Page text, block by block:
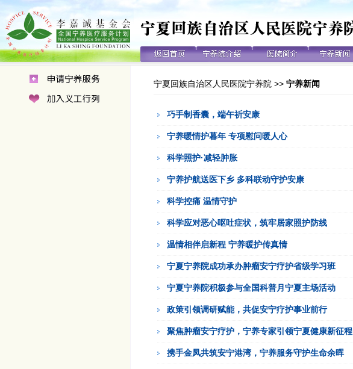
宁夏回族自治区人民医院宁养院 >> 宁养新闻
巧手制香囊，端午祈安康
宁养暖情护暮年 专项慰问暖人心
科学照护·减轻肿胀
宁养护航送医下乡 多科联动守护安康
科学控痛 温情守护
科学应对恶心呕吐症状，筑牢居家照护防线
温情相伴启新程 宁养暖护传真情
宁夏宁养院成功承办肿瘤安宁疗护省级学习班
宁夏宁养院积极参与全国科普月宁夏主场活动
政策引领调研赋能，共促安宁疗护事业前行
聚焦肿瘤安宁疗护，宁养专家引领宁夏健康新征程
携手金凤共筑安宁港湾，宁养服务守护生命余晖